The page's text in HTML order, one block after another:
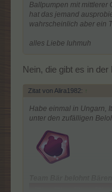
Ballpumpen mit mittlerer
hat das jemand
wahrscheinlich aber ein
alles Liebe luhmuh
Nein, die gibt es in
Zitat von Alira1982: ↑
Habe einmal in Ungarn,
unter den zufälligen